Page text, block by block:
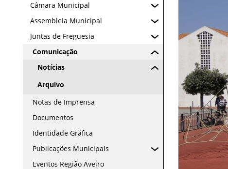
Câmara Municipal
Assembleia Municipal
Juntas de Freguesia
Comunicação
Notícias
Arquivo
Notas de Imprensa
Documentos
Identidade Gráfica
Publicações Municipais
Eventos Região Aveiro